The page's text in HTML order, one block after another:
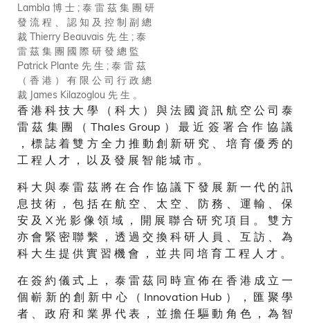
Lambla 博 士 ; 泰 雷 茲 集 團 研
發 流 程 、 認 知 及 控 制 副 總
裁 Thierry Beauvais 先 生 ; 泰
雷 茲 集 團 國 際 研 發 總 監
Patrick Plante 先 生 ; 泰 雷 茲
（ 香 港 ） 有 限 公 司 行 政 總
裁 James Kilazoglou 先 生 。
香 港 科 技 大 學 （ 科 大 ） 與 法 國 資 訊 航 空 公 司 泰
雷 茲 集 團 （ Thales Group ） 最 近 簽 署 合 作 協 議
， 標 誌 着 雙 方 全 力 推 動 創 新 研 究 、 培 育 優 秀 的
工 程 人 才 ， 以 及 發 展 智 能 城 市 。
科 大 與 泰 雷 茲 將 在 合 作 協 議 下 發 展 新 一 代 的 訊
息 技 術 ， 包 括 在 航 空 、 太 空 、 防 務 、 運 輸 、 保
安 及 X 光 影 像 領 域 ， 開 展 聯 合 研 究 項 目 。 雙 方
亦 會 緊 密 聯 繫 ， 透 過 交 換 科 研 人 員 、 互 訪 、 為
科 大 生 提 供 實 習 機 會 ， 並 共 同 培 育 工 程 人 才 。
在 簽 約 儀 式 上 ， 泰 雷 茲 同 時 宣 佈 在 香 港 成 立 一
個 嶄 新 的 創 新 中 心 （ Innovation Hub ） ， 匯 聚 學
者 、 政 府 和 業 界 代 表 ， 並 擔 任 驅 動 角 色 ， 為 智